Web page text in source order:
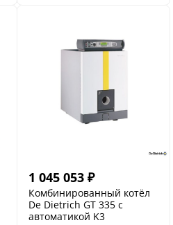
1 045 053 ₽
Комбинированный котёл
De Dietrich GT 335 с
автоматикой K3